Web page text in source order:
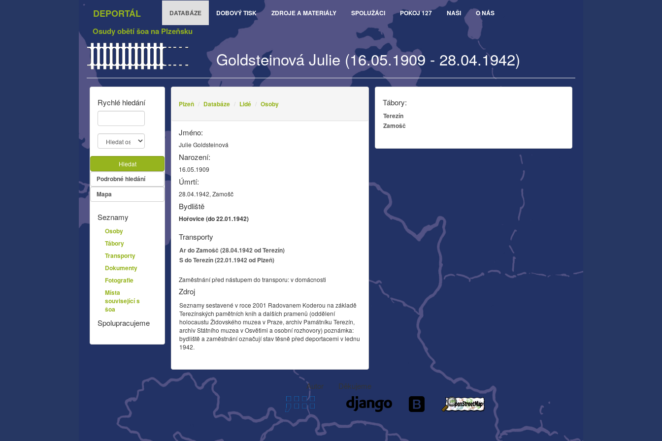
DEPORTÁL DATABÁZE DOBOVÝ TISK ZDROJE A MATERIÁLY SPOLUŽÁCI POKOJ 127 NAŠI O NÁS
Osudy obětí šoa na Plzeňsku
Goldsteinová Julie (16.05.1909 - 28.04.1942)
Tábory:
Terezín
Zamošč
Plzeň Databáze Lidé Osoby
Jméno:
Julie Goldsteinová
Narození:
16.05.1909
Úmrtí:
28.04.1942, Zamošč
Bydliště
Hořovice (do 22.01.1942)
Transporty
Ar do Zamošč (28.04.1942 od Terezín)
S do Terezín (22.01.1942 od Plzeň)
Zaměstnání před nástupem do transporu: v domácnosti
Zdroj
Seznamy sestavené v roce 2001 Radovanem Koderou na základě
Terezínských pamětních knih a dalších pramenů (oddělení
holocaustu Židovského muzea v Praze, archiv Památníku Terezín,
archiv Státního muzea v Osvětimi a osobní rozhovory) poznámka:
bydliště a zaměstnání označují stav těsně před deportacemi v lednu
1942.
Rychlé hledání
Hledat
Podrobné hledání
Mapa
Seznamy
Osoby
Tábory
Transporty
Dokumenty
Fotografie
Místa
související s
šoa
Spolupracujeme
Autor Děkujeme